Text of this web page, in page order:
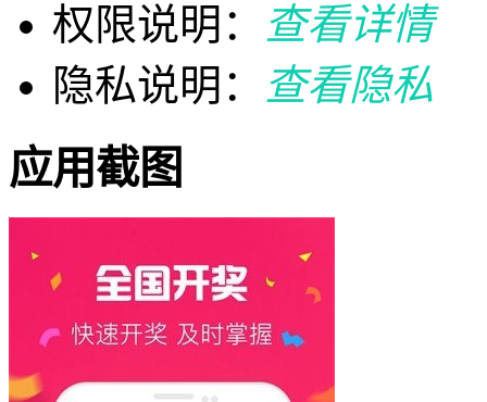
权限说明：
查看详情
隐私说明：
查看隐私
应用截图